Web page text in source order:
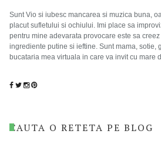
Sunt Vio si iubesc mancarea si muzica buna,
placut sufletului si ochiului. Imi place sa
pentru mine adevarata provocare este sa
ingrediente putine si ieftine. Sunt mama, sotie,
bucataria mea virtuala in care va invit cu mare
CAUTA O RETETA PE BLOG